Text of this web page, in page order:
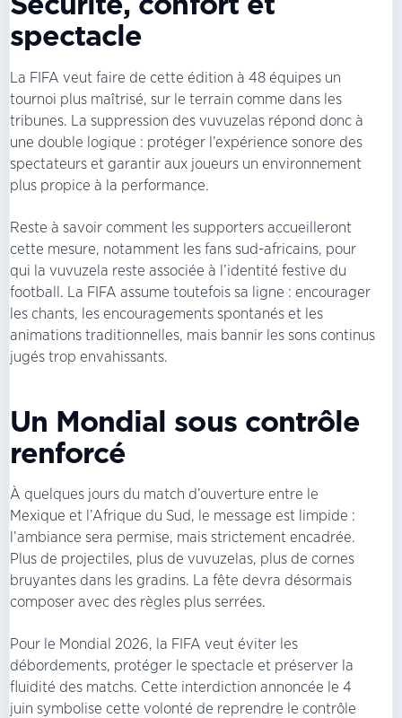
spectacle
La FIFA veut faire de cette édition à 48 équipes un
tournoi plus maîtrisé, sur le terrain comme dans les
tribunes. La suppression des vuvuzelas répond donc à
une double logique : protéger l’expérience sonore des
spectateurs et garantir aux joueurs un environnement
plus propice à la performance.
Reste à savoir comment les supporters accueilleront
cette mesure, notamment les fans sud-africains, pour
qui la vuvuzela reste associée à l’identité festive du
football. La FIFA assume toutefois sa ligne : encourager
les chants, les encouragements spontanés et les
animations traditionnelles, mais bannir les sons continus
jugés trop envahissants.
Un Mondial sous contrôle
renforcé
À quelques jours du match d’ouverture entre le
Mexique et l’Afrique du Sud, le message est limpide :
l’ambiance sera permise, mais strictement encadrée.
Plus de projectiles, plus de vuvuzelas, plus de cornes
bruyantes dans les gradins. La fête devra désormais
composer avec des règles plus serrées.
Pour le Mondial 2026, la FIFA veut éviter les
débordements, protéger le spectacle et préserver la
fluidité des matchs. Cette interdiction annoncée le 4
juin symbolise cette volonté de reprendre le contrôle